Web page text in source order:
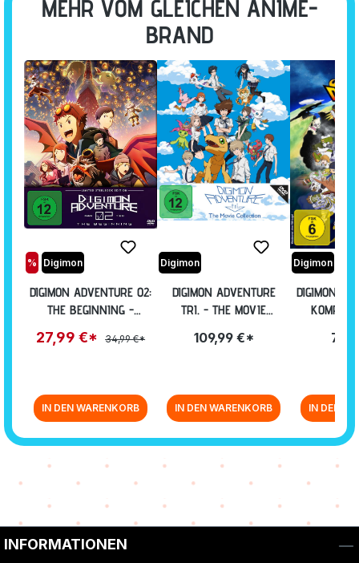
MEHR VOM GLEICHEN ANIME-
BRAND
% Digimon
DIGIMON ADVENTURE 02:
THE BEGINNING -
[DVD] (EXKL. ANIME
27,99 €* 34,99 €*
IN DEN WARENKORB
Digimon
DIGIMON ADVENTURE
TRI. - THE MOVIE
109,99 €*
IN DEN WARENKORB
Digimon
DIGIMON
IN DEN
Zurück zur Vor-/Zurück-Navigation
INFORMATIONEN